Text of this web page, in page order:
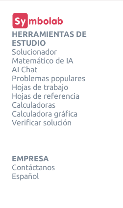
HERRAMIENTAS DE
ESTUDIO
Solucionador
Matemático de IA
AI Chat
Problemas populares
Hojas de trabajo
Hojas de referencia
Calculadoras
Calculadora gráfica
Verificar solución
EMPRESA
Contáctanos
Español